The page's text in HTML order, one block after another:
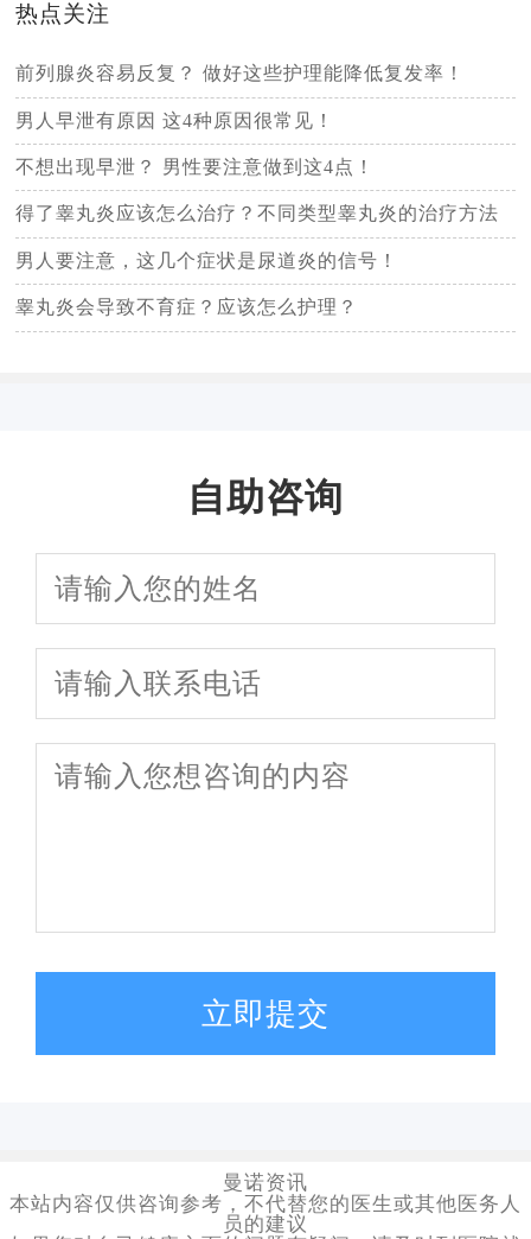
热点关注
前列腺炎容易反复？ 做好这些护理能降低复发率！
男人早泄有原因 这4种原因很常见！
不想出现早泄？ 男性要注意做到这4点！
得了睾丸炎应该怎么治疗？不同类型睾丸炎的治疗方法
不同！
男人要注意，这几个症状是尿道炎的信号！
睾丸炎会导致不育症？应该怎么护理？
自助咨询
立即提交
曼诺资讯
本站内容仅供咨询参考，不代替您的医生或其他医务人
员的建议